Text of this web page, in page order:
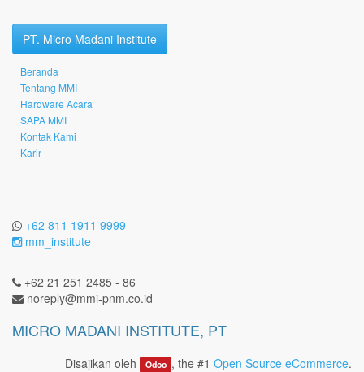
PT. Micro Madani Institute
Beranda
Tentang MMI
Hardware Acara
SAPA MMI
Kontak Kami
Karir
+62 811 1911 9999
mm_institute
+62 21 251 2485 - 86
noreply@mmi-pnm.co.id
MICRO MADANI INSTITUTE, PT
Disajikan oleh Odoo , the #1 Open Source eCommerce.